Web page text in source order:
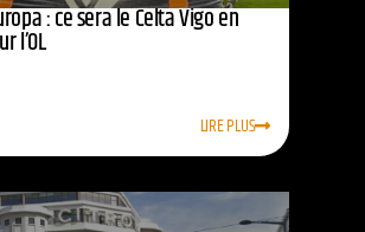
: ce sera le Celta Vigo en
l’OL
LIRE PLUS